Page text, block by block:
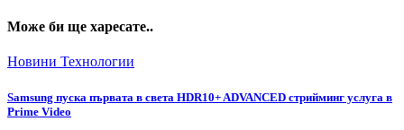
Може би ще харесате..
Новини Технологии
Samsung пуска първата в света HDR10+ ADVANCED стрийминг услуга в
Prime Video